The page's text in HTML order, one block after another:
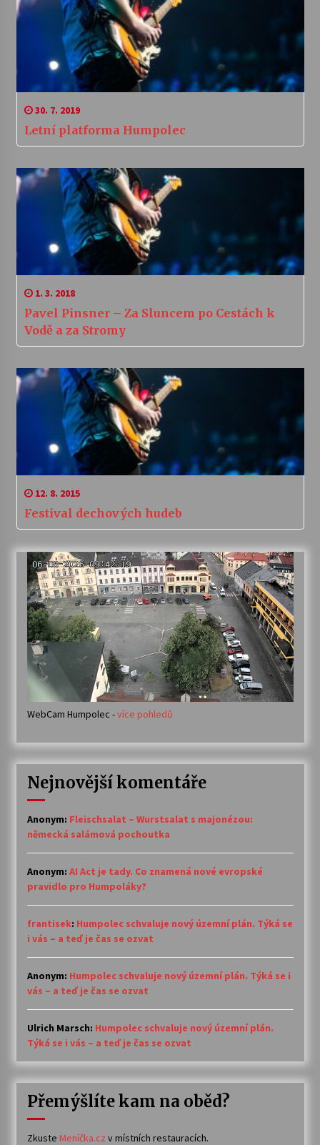
30. 7. 2019
Letní platforma Humpolec
1. 3. 2018
Pavel Pinsner – Za Sluncem po Cestách k
Vodě a za Stromy
12. 8. 2015
Festival dechových hudeb
WebCam Humpolec -více pohledů
Nejnovější komentáře
Anonym: Fleischsalat – Wurstsalat s majonézou:
německá salámová pochoutka
Anonym: AI Act je tady. Co znamená nové evropské
pravidlo pro Humpoláky?
frantisek: Humpolec schvaluje nový územní plán. Týká se
i vás – a teď je čas se ozvat
Anonym: Humpolec schvaluje nový územní plán. Týká se i
vás – a teď je čas se ozvat
Ulrich Marsch: Humpolec schvaluje nový územní plán.
Týká se i vás – a teď je čas se ozvat
Přemýšlíte kam na oběd?
Zkuste Meníčka.cz v místních restauracích.